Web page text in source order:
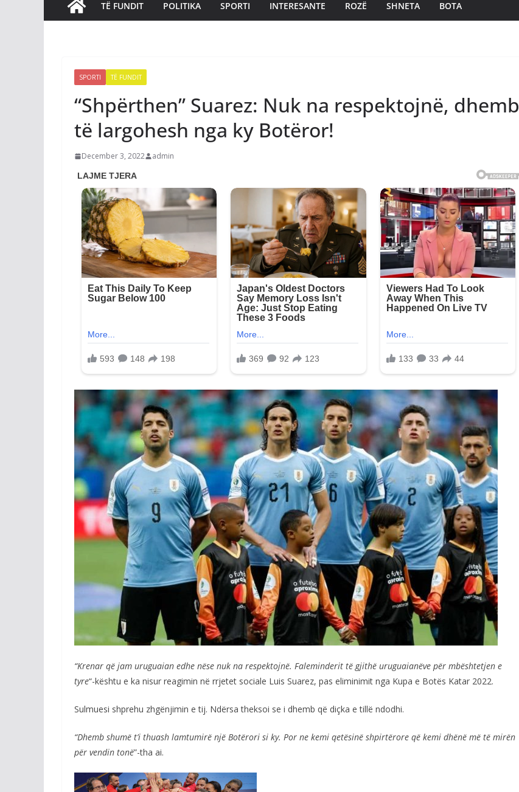
TË FUNDIT POLITIKA SPORTI INTERESANTE ROZË SHNETA BOTA
SPORTI TË FUNDIT
“Shpërthen” Suarez: Nuk na respektojnë, dhemb
të largohesh nga ky Botëror!
December 3, 2022 admin
“Krenar që jam uruguaian edhe nëse nuk na respektojnë. Faleminderit të gjithë uruguaianëve për mbështetjen e
tyre“-kështu e ka nisur reagimin në rrjetet sociale Luis Suarez, pas eliminimit nga Kupa e Botës Katar 2022.
Sulmuesi shprehu zhgënjimin e tij. Ndërsa theksoi se i dhemb që diçka e tillë ndodhi.
“Dhemb shumë t’i thuash lamtumirë një Botërori si ky. Por ne kemi qetësinë shpirtërore që kemi dhënë më të mirën
për vendin tonë”-tha ai.